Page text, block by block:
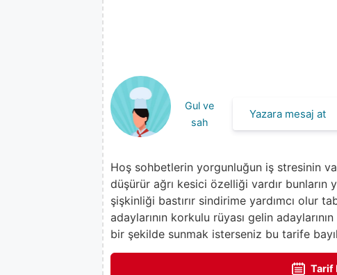
Gul ve
sah
Yazara mesaj at
Hoş sohbetlerin yorgunluğun iş stresinin
düşürür ağrı kesici özelliği vardır bunların
şişkinliği bastırır sindirime yardımcı olur
adaylarının korkulu rüyası gelin
bir şekilde sunmak isterseniz bu tarife
Tarif